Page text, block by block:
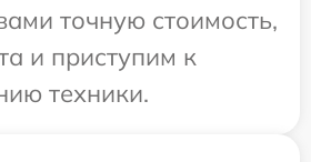
точную стоимость,
и приступим к
техники.